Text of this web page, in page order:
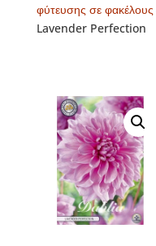
φύτευσης σε φακέλους
Lavender Perfection